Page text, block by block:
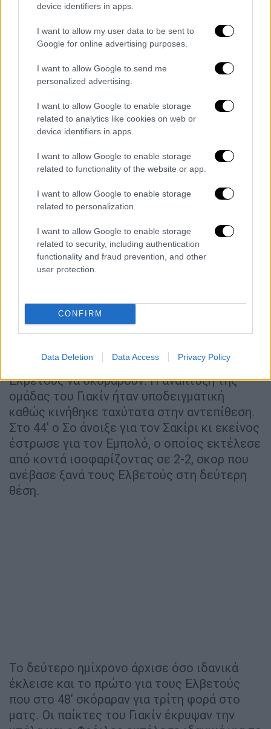
device identifiers in apps.
I want to allow my user data to be sent to
Google for online advertising purposes.
I want to allow Google to send me
personalized advertising.
I want to allow Google to enable storage
related to analytics like cookies on web or
device identifiers in apps.
I want to allow Google to enable storage
related to functionality of the website or app.
I want to allow Google to enable storage
related to personalization.
I want to allow Google to enable storage
related to security, including authentication
functionality and fraud prevention, and other
user protection.
CONFIRM
Data Deletion Data Access Privacy Policy
Και προτού περάσουν δέκα λεπτά, η Σερβία
γύρισε τούμπα το ματς. Στο 35' και πάλι ο
φάση, οι Ελβετοί δεν μπόρεσαν να
απομακρύνουν και ο Βλάχοβιτς με θαυμάσιο
τελείωμα υπέγραψε την ολική ανατροπή για
το 2-1 που έφερε τους Σέρβους σε θέση
πρόκρισης.
Το επιθετικό κρεσέντο των δύο ομάδων
συνεχίστηκε, αυτή τη φορά με τους
Ελβετούς να σκοράρουν. Η ανάπτυξη της
ομάδας του Γιακίν ήταν υποδειγματική
καθώς κινήθηκε ταχύτατα στην αντεπίθεση.
Στο 44' ο Σο άνοιξε για τον Σακίρι κι εκείνος
έστρωσε για τον Εμπολό, ο οποίος εκτέλεσε
από κοντά ισοφαρίζοντας σε 2-2, σκορ που
ανέβασε ξανά τους Ελβετούς στη δεύτερη
θέση.
Το δεύτερο ημίχρονο άρχισε όσο ιδανικά
έκλεισε και το πρώτο για τους Ελβετούς
που στο 48' σκόραραν για τρίτη φορά στο
ματς. Οι παίκτες του Γιακίν έκρυψαν την